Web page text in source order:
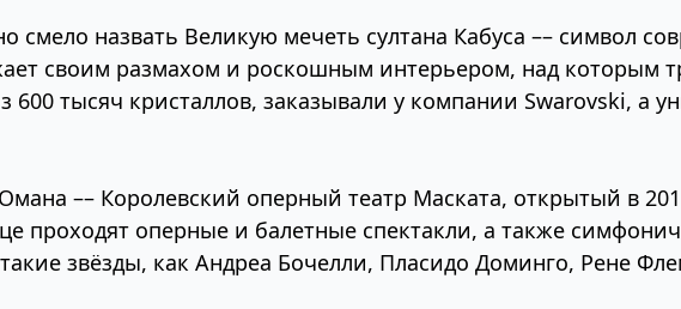
назвать Великую мечеть султана Кабуса –– символ
своим размахом и роскошным интерьером, над которым
тысяч кристаллов, заказывали у компании Swarovski, а
–– Королевский оперный театр Маската, открытый в
проходят оперные и балетные спектакли, а также
звёзды, как Андреа Бочелли, Пласидо Доминго, Рене